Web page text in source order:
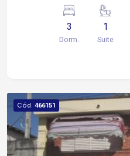
planejados Cozinha
de garagem coberta
ideais para conforto e
Vergueiro Cerca de 5
Carneiro
Centro de Sorocaba
Raposo Tavares em
3
Dorm.
1
Suite
Cód. 466151